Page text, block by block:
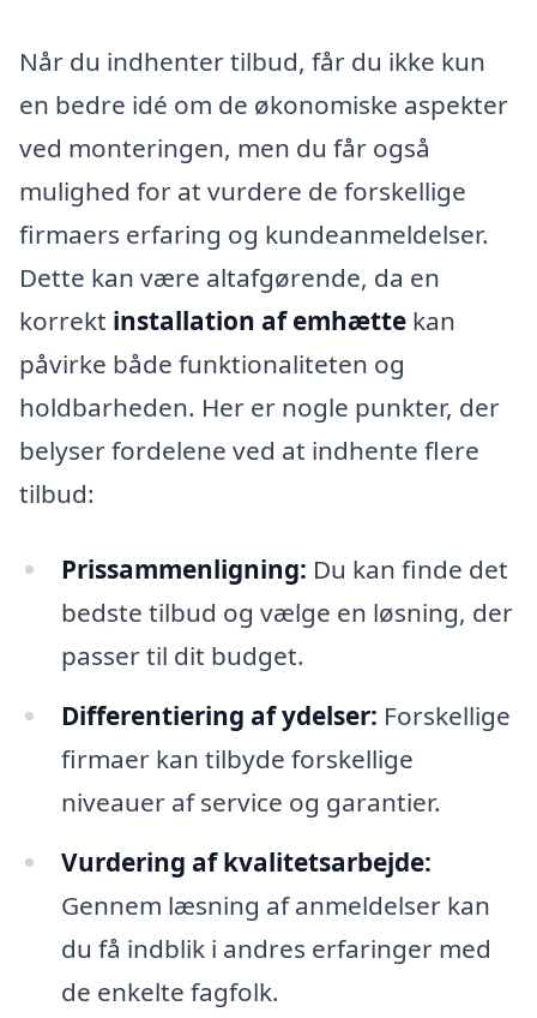
Når du indhenter tilbud, får du ikke kun
en bedre idé om de økonomiske aspekter
ved monteringen, men du får også
mulighed for at vurdere de forskellige
firmaers erfaring og kundeanmeldelser.
Dette kan være altafgørende, da en
korrekt installation af emhætte kan
påvirke både funktionaliteten og
holdbarheden. Her er nogle punkter, der
belyser fordelene ved at indhente flere
tilbud:
Prissammenligning: Du kan finde det
bedste tilbud og vælge en løsning, der
passer til dit budget.
Differentiering af ydelser: Forskellige
firmaer kan tilbyde forskellige
niveauer af service og garantier.
Vurdering af kvalitetsarbejde:
Gennem læsning af anmeldelser kan
du få indblik i andres erfaringer med
de enkelte fagfolk.